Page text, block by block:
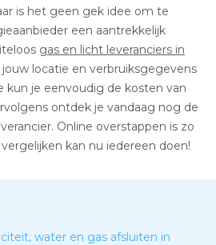
is het geen gek idee om te
een aantrekkelijk
gas en licht leveranciers in
jouw locatie en verbruiksgegevens
kun je eenvoudig de kosten van
ontdek je vandaag nog de
Online overstappen is zo
kan nu iedereen doen!
water en gas afsluiten in